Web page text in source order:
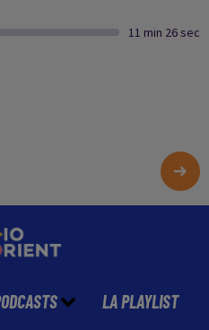
11 min 26 sec
LA PLAYLIST